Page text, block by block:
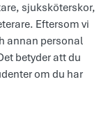
sjuksköterskor,
Eftersom vi
annan personal
betyder att du
om du har